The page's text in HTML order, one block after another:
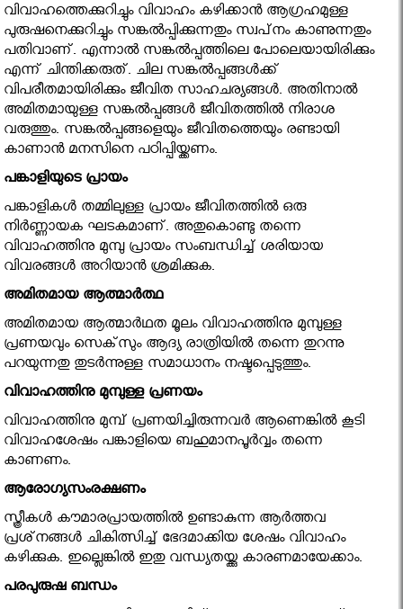
വിവാഹത്തെക്കുറിച്ചും വിവാഹം കഴിക്കാന്‍ ആഗ്രഹമുള്ള
പുരുഷനെക്കുറിച്ചും സങ്കല്‍പ്പിക്കുന്നതും സ്വപ്‌നം കാണുന്നതും
പതിവാണ്. എന്നാല്‍ സങ്കല്‍പ്പത്തിലെ പോലെയായിരിക്കും
എന്ന് ചിന്തിക്കരുത്. ചില സങ്കല്‍പ്പങ്ങള്‍ക്ക്
വിപരീതമായിരിക്കും ജീവിത സാഹചര്യങ്ങള്‍. അതിനാല്‍
അമിതമായുള്ള സങ്കല്‍പ്പങ്ങള്‍ ജീവിതത്തില്‍ നിരാശ
വരുത്തും. സങ്കല്‍പ്പങ്ങളെയും ജീവിതത്തെയും രണ്ടായി
കാണാന്‍ മനസിനെ പഠിപ്പിയ്ക്കണം.
പങ്കാളിയുടെ പ്രായം
പങ്കാളികള്‍ തമ്മിലുള്ള പ്രായം ജീവിതത്തില്‍ ഒരു
നിര്‍ണ്ണായക ഘടകമാണ്. അതുകൊണ്ടു തന്നെ
വിവാഹത്തിനു മുമ്പു പ്രായം സംബന്ധിച്ച് ശരിയായ
വിവരങ്ങള്‍ അറിയാന്‍ ശ്രമിക്കുക.
അമിതമായ ആത്മാർത്ഥ
അമിതമായ ആത്മാര്‍ഥത മൂലം വിവാഹത്തിനു മുമ്പുള്ള
പ്രണയവും സെക്‌സും ആദ്യ രാത്രിയില്‍ തന്നെ തുറന്നു
പറയുന്നതു തുടര്‍ന്നുള്ള സമാധാനം നഷ്ടപ്പെടുത്തും.
വിവാഹത്തിനു മുമ്പുള്ള പ്രണയം
വിവാഹത്തിനു മുമ്പ് പ്രണയിച്ചിരുന്നവര്‍ ആണെങ്കില്‍ കൂടി
വിവാഹശേഷം പങ്കാളിയെ ബഹുമാനപൂര്‍വ്വം തന്നെ
കാണണം.
ആരോഗ്യസംരക്ഷണം
സ്ത്രീകള്‍ കൗമാരപ്രായത്തില്‍ ഉണ്ടാകുന്ന ആര്‍ത്തവ
പ്രശ്‌നങ്ങള്‍ ചികിത്സിച്ച് ഭേദമാക്കിയ ശേഷം വിവാഹം
കഴിക്കുക. ഇല്ലെങ്കില്‍ ഇതു വന്ധ്യതയ്ക്കു കാരണമായേക്കാം.
പരപുരുഷ ബന്ധം